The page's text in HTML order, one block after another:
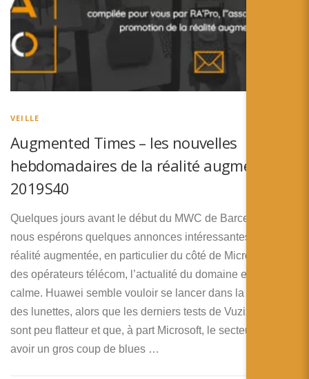
VEILLE
Augmented Times – les nouvelles
hebdomadaires de la réalité augmentée –
2019S40
Quelques jours avant le début du MWC de Barcelone où
nous espérons quelques annonces intéressantes pour la
réalité augmentée, en particulier du côté de Microsoft et
des opérateurs télécom, l’actualité du domaine est assez
calme. Huawei semble vouloir se lancer dans la bataille
des lunettes, alors que les derniers tests de Vuzix Blades
sont peu flatteur et que, à part Microsoft, le secteur semble
avoir un gros coup de blues …